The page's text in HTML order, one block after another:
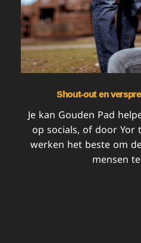
Shout-out en
Je kan Gouden Pad
op socials, of door Yor
werken het beste om
mensen